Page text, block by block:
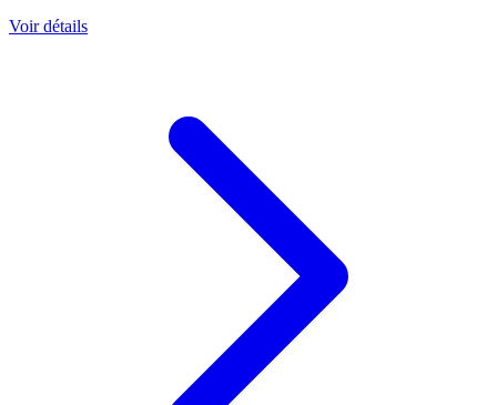
Voir détails